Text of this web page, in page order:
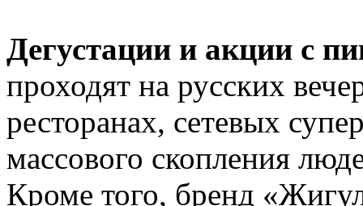
Дегустации и акции с
проходят на русских
ресторанах, сетевых
массового скопления
Кроме того, бренд